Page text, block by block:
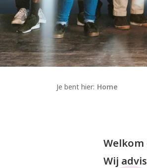
Je bent hier: Home
Welkom
Wij